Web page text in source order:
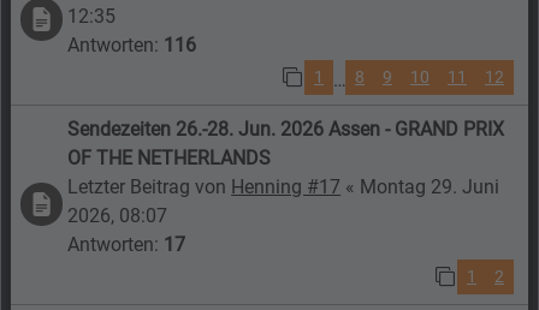
12:35
Antworten: 116
1 … 8 9 10 11 12
Sendezeiten 26.-28. Jun. 2026 Assen - GRAND PRIX
OF THE NETHERLANDS
Letzter Beitrag von Henning #17 « Montag 29. Juni
2026, 08:07
Antworten: 17
1 2